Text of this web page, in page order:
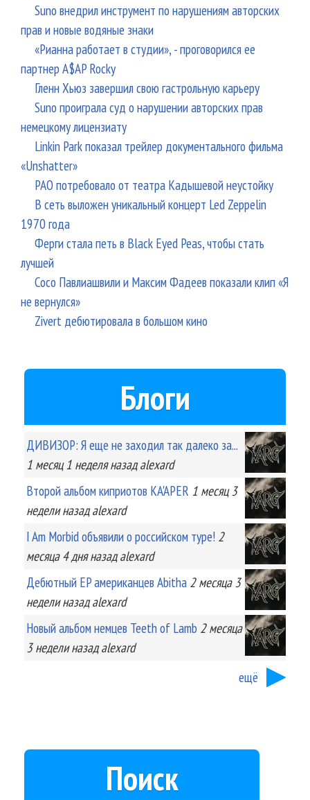
Suno внедрил инструмент по нарушениям авторских
прав и новые водяные знаки
«Рианна работает в студии», - проговорился ее
партнер A$AP Rocky
Гленн Хьюз завершил свою гастрольную карьеру
Suno проиграла суд о нарушении авторских прав
немецкому лицензиату
Linkin Park показал трейлер документального фильма
«Unshatter»
РАО потребовало от театра Кадышевой неустойку
В сеть выложен уникальный концерт Led Zeppelin
1970 года
Ферги стала петь в Black Eyed Peas, чтобы стать
лучшей
Сосо Павлиашвили и Максим Фадеев показали клип «Я
не вернулся»
Zivert дебютировала в большом кино
Блоги
ДИВИЗОР: Я еще не заходил так далеко за...
1 месяц 1 неделяназад alexard
Второй альбом киприотов KA'APER 1 месяц 3
неделиназад alexard
I Am Morbid объявили о российском туре! 2
месяца 4 дняназад alexard
Дебютный EP американцев Abitha 2 месяца 3
неделиназад alexard
Новый альбом немцев Teeth of Lamb 2 месяца
3 неделиназад alexard
ещё
Поиск